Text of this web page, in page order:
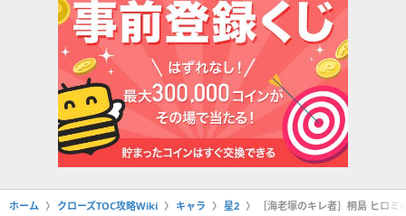
ホーム クローズTOC攻略Wiki キャラ 星2 ［海老塚のキレ者］桐島 ヒロ